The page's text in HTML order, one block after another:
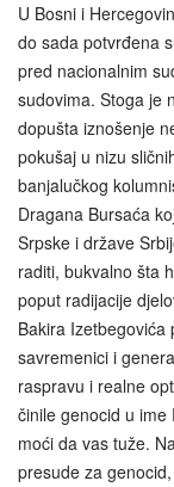
U Bosni i
do sada potvrđena
pred nacionalnim
sudovima. Stoga je
dopušta iznošenje
pokušaj u nizu
banjalučkog
Dragana Bursaća
Srpske i države
raditi, bukvalno šta
poput radijacije
Bakira Izetbegovića
savremenici i
raspravu i realne
činile genocid u ime
moći da vas tuže.
presude za